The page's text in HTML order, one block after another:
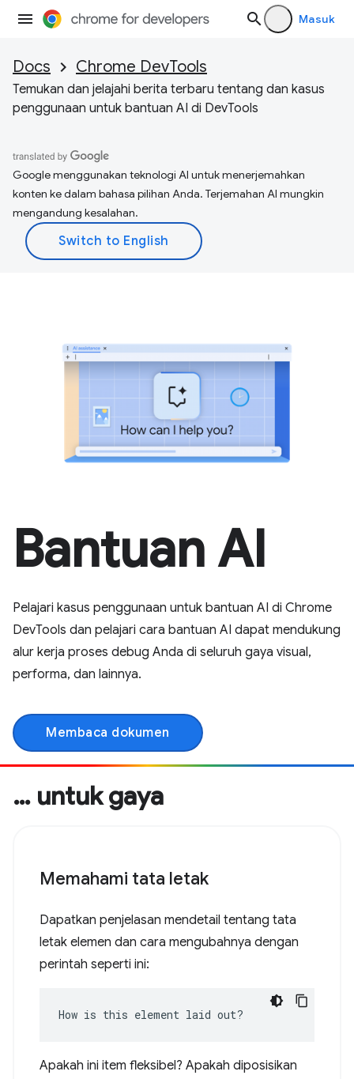
Masuk
Docs Chrome DevTools
Temukan dan jelajahi berita terbaru tentang dan kasus
penggunaan untuk bantuan AI di DevTools
Google menggunakan teknologi AI untuk menerjemahkan
konten ke dalam bahasa pilihan Anda. Terjemahan AI mungkin
mengandung kesalahan.
Bantuan AI
Pelajari kasus penggunaan untuk bantuan AI di Chrome
DevTools dan pelajari cara bantuan AI dapat mendukung
alur kerja proses debug Anda di seluruh gaya visual,
performa, dan lainnya.
Membaca dokumen
… untuk gaya
Memahami tata letak
Dapatkan penjelasan mendetail tentang tata
letak elemen dan cara mengubahnya dengan
perintah seperti ini:
How is this element laid out?
Apakah ini item fleksibel? Apakah diposisikan